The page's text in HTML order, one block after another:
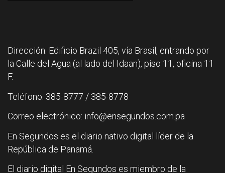
Dirección: Edificio Brazil 405, vía Brasil, entrando por
la Calle del Agua (al lado del Idaan), piso 11, oficina 11
F.
Teléfono: 385-8777 / 385-8778
Correo electrónico: info@ensegundos.com.pa
En Segundos es el diario nativo digital líder de la
República de Panamá.
El diario digital En Segundos es miembro de la